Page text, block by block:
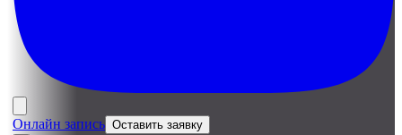
Онлайн запись Оставить заявку